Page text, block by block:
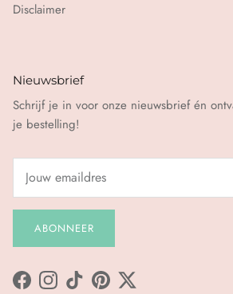
Disclaimer
Nieuwsbrief
Schrijf je in voor onze nieuwsbrief én
je bestelling!
ABONNEER
FacebookInstagram
TikTokPinterestTwitter